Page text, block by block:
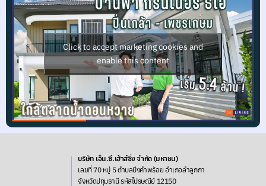
Click to accept marketing cookies and
enable this content
บริษัท เอ็น.ซี.เฮ้าส์ซิ่ง จำกัด (มหาชน)
เลขที่ 70 หมู่ 5 ตำบลบึงคำพร้อย อำเภอลำลูกกา
จังหวัดปทุมธานี รหัสไปรษณีย์ 12150